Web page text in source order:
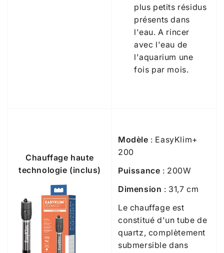
plus petits résidus
présents dans
l'eau. A rincer
avec l'eau de
l'aquarium une
fois par mois.
Chauffage haute
technologie (inclus)
Modèle : EasyKlim+
200
Puissance : 200W
Dimension : 31,7 cm
Le chauffage est
constitué d'un tube de
quartz, complètement
submersible dans